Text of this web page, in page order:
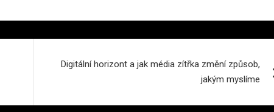
Digitální horizont a jak média zítřka změní způsob,
jakým myslíme